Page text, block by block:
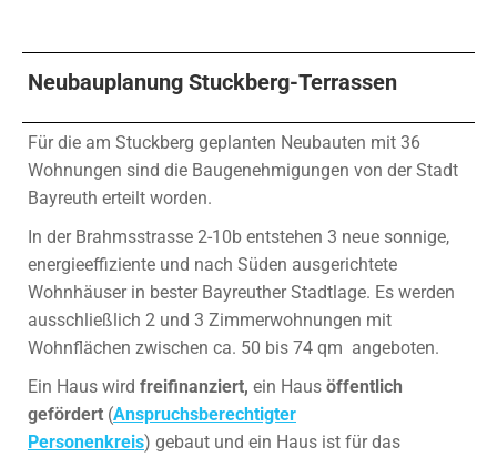
Neubauplanung Stuckberg-Terrassen
Für die am Stuckberg geplanten Neubauten mit 36
Wohnungen sind die Baugenehmigungen von der Stadt
Bayreuth erteilt worden.
In der Brahmsstrasse 2-10b entstehen 3 neue sonnige,
energieeffiziente und nach Süden ausgerichtete
Wohnhäuser in bester Bayreuther Stadtlage. Es werden
ausschließlich 2 und 3 Zimmerwohnungen mit
Wohnflächen zwischen ca. 50 bis 74 qm angeboten.
Ein Haus wird freifinanziert, ein Haus öffentlich
gefördert (Anspruchsberechtigter
Personenkreis) gebaut und ein Haus ist für das